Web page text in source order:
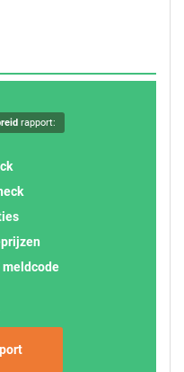
rapport:
meldcode